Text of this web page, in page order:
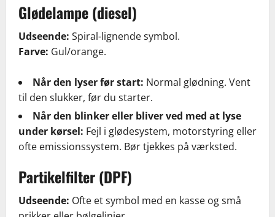
Glødelampe (diesel)
Udseende: Spiral-lignende symbol.
Farve: Gul/orange.
Når den lyser før start: Normal glødning. Vent
til den slukker, før du starter.
Når den blinker eller bliver ved med at lyse
under kørsel: Fejl i glødesystem, motorstyring eller
ofte emissionssystem. Bør tjekkes på værksted.
Partikelfilter (DPF)
Udseende: Ofte et symbol med en kasse og små